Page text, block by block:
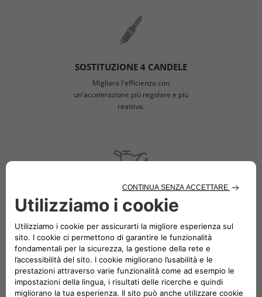
SOSTITUZIONE 4 CANDELE
Migliora l'efficienza con
un'accelerazione più regolare e più
reattiva.
OLIO E FILTRO OLIO*
Uno dei più importanti, ma anche il più
semplice, modo di mantenere il tuo
veicolo in perfetto funzionamento.